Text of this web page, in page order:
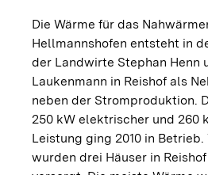
Die Wärme für das
Hellmannshofen entsteht in
der Landwirte Stephan Henn
Laukenmann in Reishof als
neben der Stromproduktion.
250 kW elektrischer und 260
Leistung ging 2010 in Betrieb.
wurden drei Häuser in